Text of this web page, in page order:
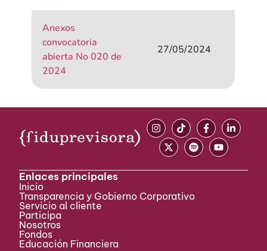
Anexos
convocatoria
abierta No 020 de
2024
27/05/2024
Enlaces principales
Inicio
Transparencia y Gobierno Corporativo
Servicio al cliente
Participa ​
Nosotros
Fondos
Educación Financiera